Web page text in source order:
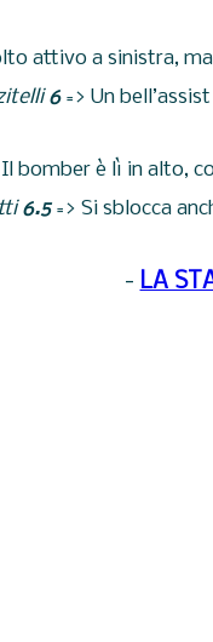
attivo a sinistra,
6=> Un
Il bomber è lì in alto,
6.5=> Si sblocca
- LA